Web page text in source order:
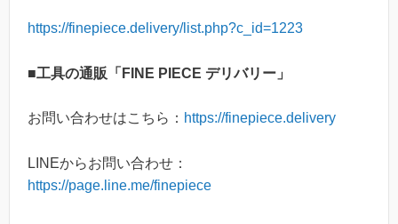
https://finepiece.delivery/list.php?c_id=1223
■工具の通販「FINE PIECE デリバリー」
お問い合わせはこちら： https://finepiece.delivery
LINEからお問い合わせ：
https://page.line.me/finepiece